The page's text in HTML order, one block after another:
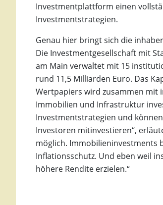
Investmentplattform einen
Investmentstrategien.
Genau hier bringt sich die
Die Investmentgesellschaft mit
am Main verwaltet mit 15
rund 11,5 Milliarden Euro. Das
Wertpapiers wird zusammen mit
Immobilien und Infrastruktur
Investmentstrategien und
Investoren mitinvestieren“,
möglich. Immobilieninvestments
Inflationsschutz. Und eben weil
höhere Rendite erzielen.“